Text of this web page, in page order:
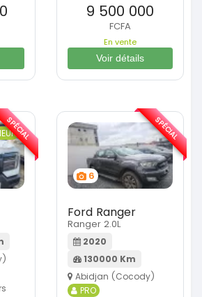
9 500 000
FCFA
En vente
Voir détails
SPÉCIAL
6
Ford Ranger
Ranger 2.0L
2020
130000 Km
Abidjan (Cocody)
PRO
SPÉCIAL